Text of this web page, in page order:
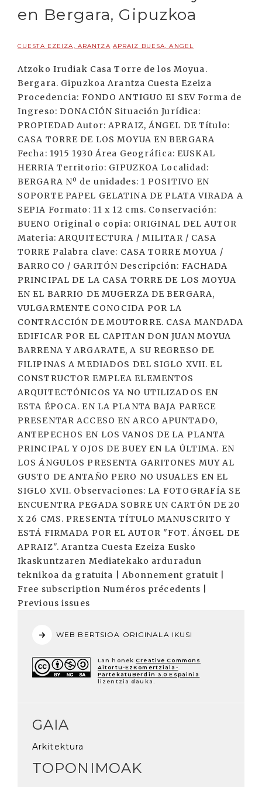
en Bergara, Gipuzkoa
CUESTA EZEIZA, ARANTZA APRAIZ BUESA, ANGEL
Atzoko Irudiak Casa Torre de los Moyua.
Bergara. Gipuzkoa Arantza Cuesta Ezeiza
Procedencia: FONDO ANTIGUO EI SEV Forma de
Ingreso: DONACIÓN Situación Jurídica:
PROPIEDAD Autor: APRAIZ, ÁNGEL DE Título:
CASA TORRE DE LOS MOYUA EN BERGARA
Fecha: 1915 1930 Área Geográfica: EUSKAL
HERRIA Territorio: GIPUZKOA Localidad:
BERGARA Nº de unidades: 1 POSITIVO EN
SOPORTE PAPEL GELATINA DE PLATA VIRADA A
SEPIA Formato: 11 x 12 cms. Conservación:
BUENO Original o copia: ORIGINAL DEL AUTOR
Materia: ARQUITECTURA / MILITAR / CASA
TORRE Palabra clave: CASA TORRE MOYUA /
BARROCO / GARITÓN Descripción: FACHADA
PRINCIPAL DE LA CASA TORRE DE LOS MOYUA
EN EL BARRIO DE MUGERZA DE BERGARA,
VULGARMENTE CONOCIDA POR LA
CONTRACCIÓN DE MOUTORRE. CASA MANDADA
EDIFICAR POR EL CAPITAN DON JUAN MOYUA
BARRENA Y ARGARATE, A SU REGRESO DE
FILIPINAS A MEDIADOS DEL SIGLO XVII. EL
CONSTRUCTOR EMPLEA ELEMENTOS
ARQUITECTÓNICOS YA NO UTILIZADOS EN
ESTA ÉPOCA. EN LA PLANTA BAJA PARECE
PRESENTAR ACCESO EN ARCO APUNTADO,
ANTEPECHOS EN LOS VANOS DE LA PLANTA
PRINCIPAL Y OJOS DE BUEY EN LA ÚLTIMA. EN
LOS ÁNGULOS PRESENTA GARITONES MUY AL
GUSTO DE ANTAÑO PERO NO USUALES EN EL
SIGLO XVII. Observaciones: LA FOTOGRAFÍA SE
ENCUENTRA PEGADA SOBRE UN CARTÓN DE 20
X 26 CMS. PRESENTA TÍTULO MANUSCRITO Y
ESTÁ FIRMADA POR EL AUTOR "FOT. ÁNGEL DE
APRAIZ". Arantza Cuesta Ezeiza Eusko
Ikaskuntzaren Mediatekako arduradun
teknikoa da gratuita | Abonnement gratuit |
Free subscription Numéros précedents |
Previous issues
WEB BERTSIOA ORIGINALA IKUSI
Lan honek Creative Commons
Aitortu-EzKomertziala-
PartekatuBerdin 3.0 Espainia
lizentzia dauka.
GAIA
Arkitektura
TOPONIMOAK